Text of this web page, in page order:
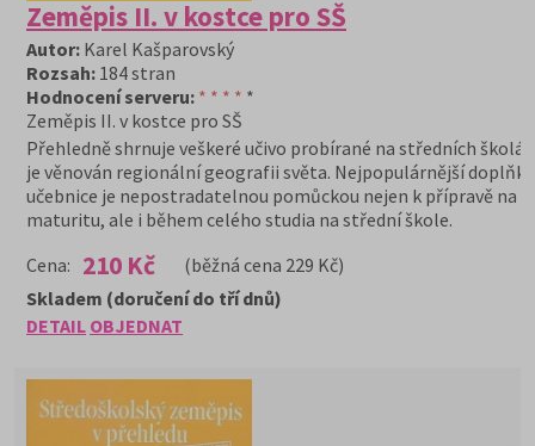
Zeměpis II. v kostce pro SŠ
Autor: Karel Kašparovský
Rozsah: 184 stran
Hodnocení serveru: * * * * *
Zeměpis II. v kostce pro SŠ
Přehledně shrnuje veškeré učivo probírané na středních
je věnován regionální geografii světa. Nejpopulárnější
učebnice je nepostradatelnou pomůckou nejen k přípravě na
maturitu, ale i během celého studia na střední škole.
Cena: 210 Kč (běžná cena 229 Kč)
DETAIL OBJEDNAT
Skladem (doručení do tří dnů)